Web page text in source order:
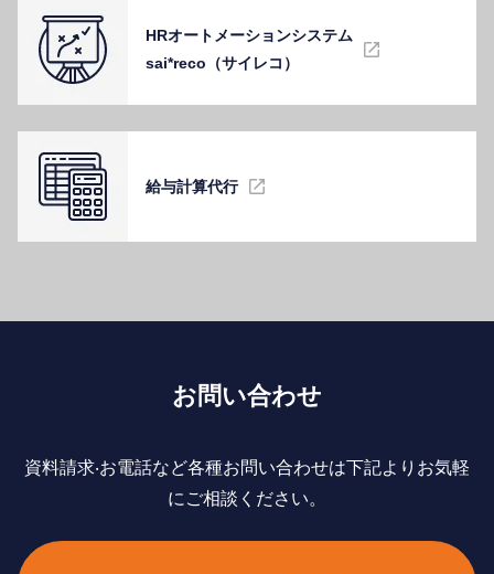
HRオートメーションシステム
sai*reco（サイレコ）
給与計算代⾏
お問い合わせ
資料請求‧お電話など各種お問い合わせは下記よりお気軽
にご相談ください。